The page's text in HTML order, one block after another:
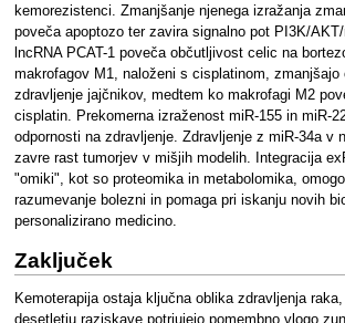
kemorezistenci. Zmanjšanje njenega izražanja
poveča apoptozo ter zavira signalno pot PI3K/
lncRNA PCAT-1 poveča občutljivost celic na
makrofagov M1, naloženi s cisplatinom, zmanjšajo
zdravljenje jajčnikov, medtem ko makrofagi M2
cisplatin. Prekomerna izraženost miR-155 in miR-
odpornosti na zdravljenje. Zdravljenje z miR-34a v
zavre rast tumorjev v mišjih modelih. Integracija
"omiki", kot so proteomika in metabolomika,
razumevanje bolezni in pomaga pri iskanju novih
personalizirano medicino.
Zaključek
Kemoterapija ostaja ključna oblika zdravljenja
desetletju raziskave potrjujejo pomembno vlogo